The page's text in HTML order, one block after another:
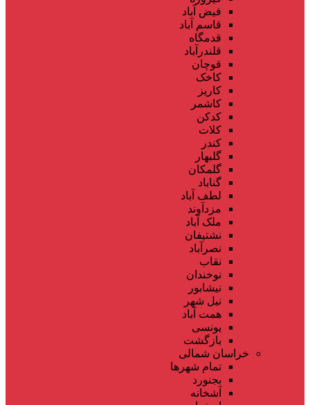
فیض آباد
قاسم آباد
قدمگاه
قلندرآباد
قوچان
کاخک
کاریز
کاشمر
کدکن
کلات
کندر
گلبهار
گلمکان
گناباد
لطف آباد
مزدآوند
ملک آباد
نشتیفان
نصرآباد
نقاب
نوخندان
نیشابور
نیل شهر
همت آباد
یونسی
بازگشت
خراسان شمالی
تمام شهر‌ها
بجنورد
آشخانه